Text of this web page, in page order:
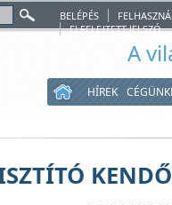
BELÉPÉS
ELFELEJTETT JELSZÓ
A
HÍREK
KENDŐ